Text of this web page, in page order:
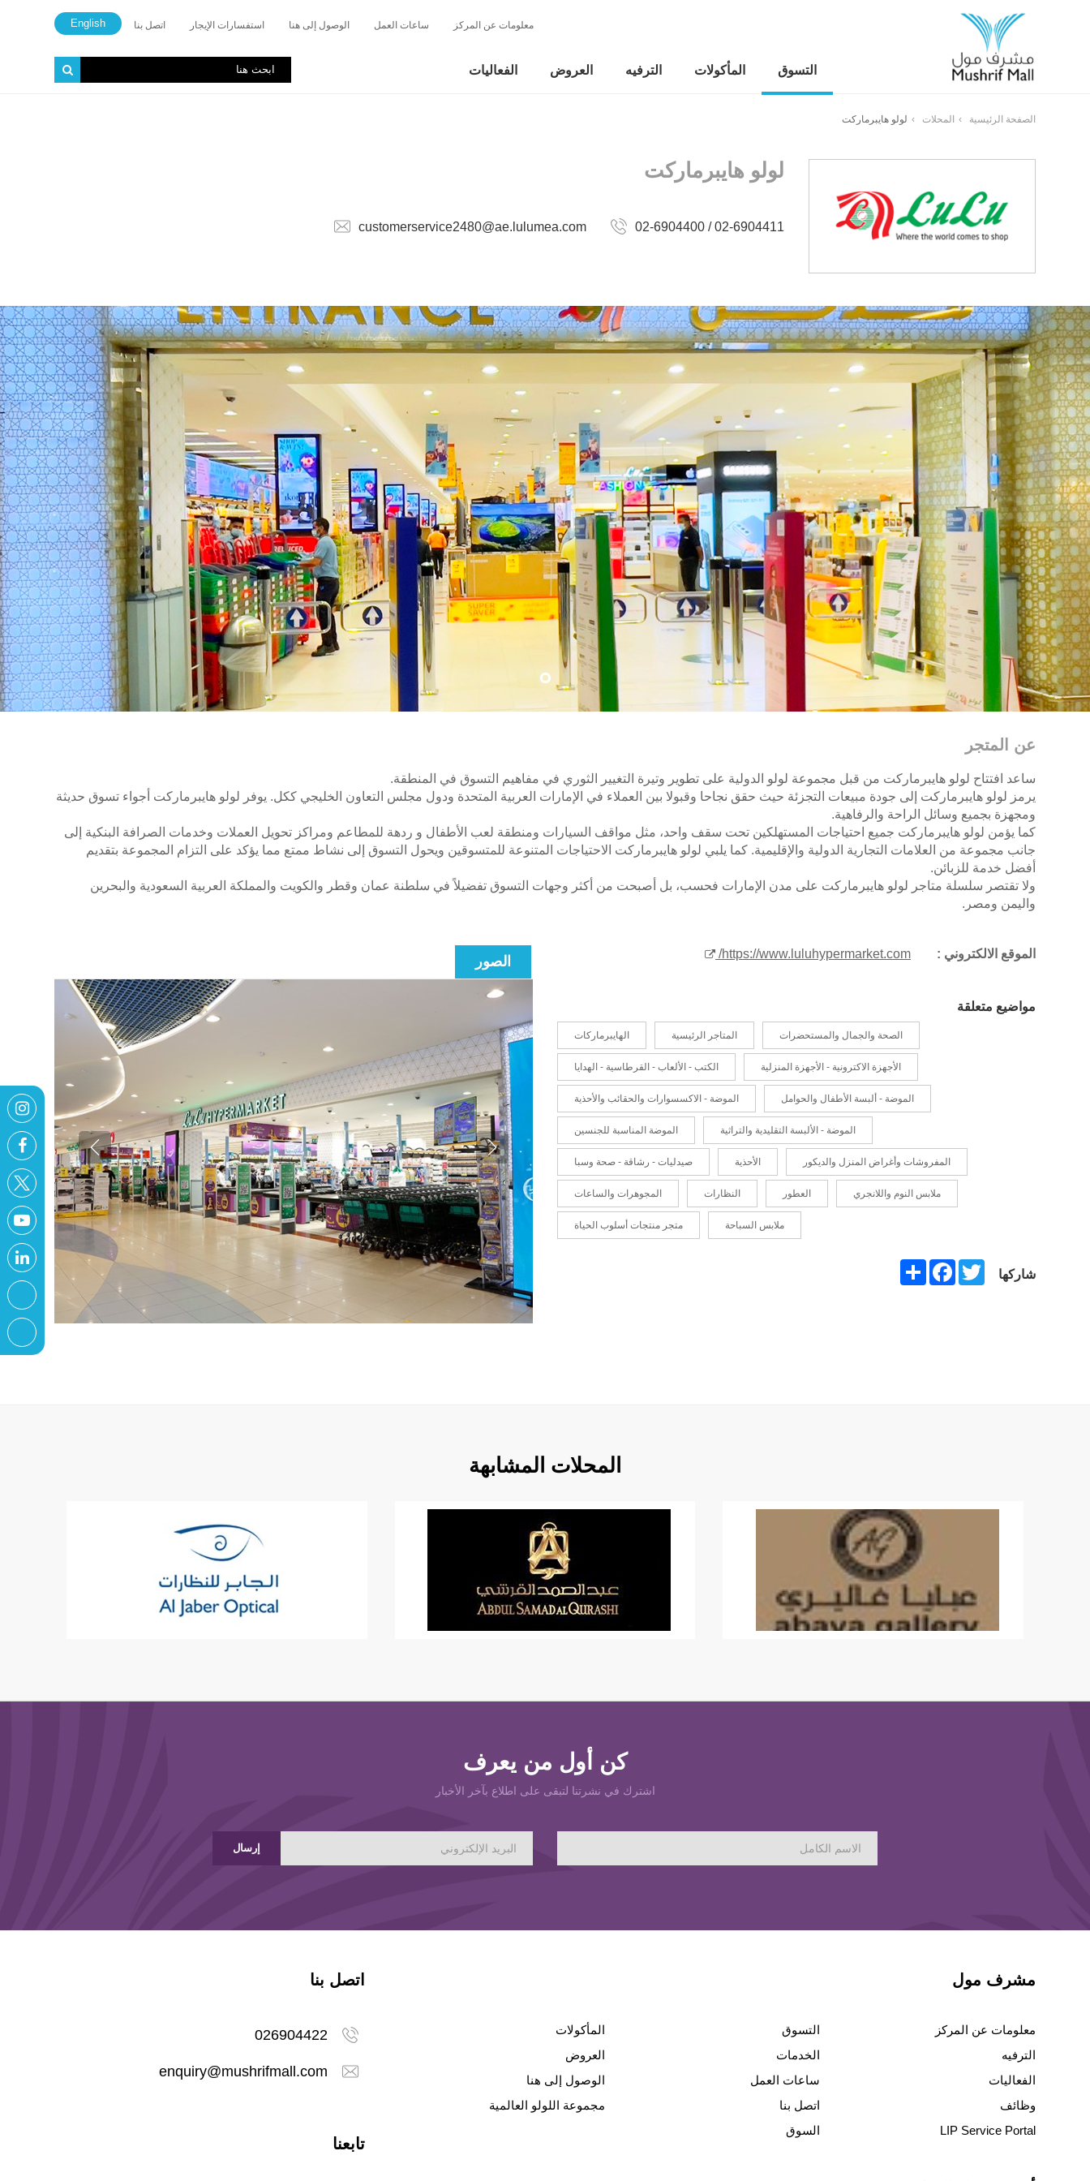
English معلومات عن المركز ساعات العمل الوصول إلى هنا استفسارات الإيجار اتصل بنا
التسوق المأكولات الترفيه العروض الفعاليات
الصفحة الرئيسية المحلات لولو هايبرماركت
لولو هايبرماركت
02-6904400 / 02-6904411
customerservice2480@ae.lulumea.com
عن المتجر
ساعد افتتاح لولو هايبرماركت من قبل مجموعة لولو الدولية على تطوير وتيرة التغيير الثوري في مفاهيم التسوق في المنطقة.
يرمز لولو هايبرماركت إلى جودة مبيعات التجزئة حيث حقق نجاحا وقبولا بين العملاء في الإمارات العربية المتحدة ودول مجلس التعاون الخليجي ككل. يوفر لولو هايبرماركت أجواء تسوق حديثة
ومجهزة بجميع وسائل الراحة والرفاهية.
كما يؤمن لولو هايبرماركت جميع احتياجات المستهلكين تحت سقف واحد، مثل مواقف السيارات ومنطقة لعب الأطفال و ردهة للمطاعم ومراكز تحويل العملات وخدمات الصرافة البنكية إلى
جانب مجموعة من العلامات التجارية الدولية والإقليمية. كما يلبي لولو هايبرماركت الاحتياجات المتنوعة للمتسوقين ويحول التسوق إلى نشاط ممتع مما يؤكد على التزام المجموعة بتقديم
أفضل خدمة للزبائن.
ولا تقتصر سلسلة متاجر لولو هايبرماركت على مدن الإمارات فحسب، بل أصبحت من أكثر وجهات التسوق تفضيلاً في سلطنة عمان وقطر والكويت والمملكة العربية السعودية والبحرين
واليمن ومصر.
الموقع الالكتروني : https://www.luluhypermarket.com/
مواضيع متعلقة
الهايبرماركات المتاجر الرئيسية الصحة والجمال والمستحضرات
الكتب - الألعاب - القرطاسية - الهدايا الأجهزة الاكترونية - الأجهزة المنزلية
الموضة - الاكسسوارات والحقائب والأحذية الموضة - ألبسة الأطفال والحوامل
الموضة المناسبة للجنسين الموضة - الألبسة التقليدية والتراثية
صيدليات - رشاقة - صحة وسبا الأحذية المفروشات وأغراض المنزل والديكور
المجوهرات والساعات النظارات العطور ملابس النوم واللانجري
متجر منتجات أسلوب الحياة ملابس السباحة
شاركها
Share
FacebookTwitter
الصور
المحلات المشابهة
كن أول من يعرف
اشترك في نشرتنا لتبقى على اطلاع بآخر الأخبار
إرسال
مشرف مول
معلومات عن المركز التسوق
المأكولات
الترفيه
الخدمات
العروض
الفعاليات
ساعات العمل
الوصول إلى هنا
وظائف
اتصل بنا
مجموعة اللولو العالمية
LIP Service Portal
السوق
اتصل بنا
026904422
enquiry@mushrifmall.com
تابعنا